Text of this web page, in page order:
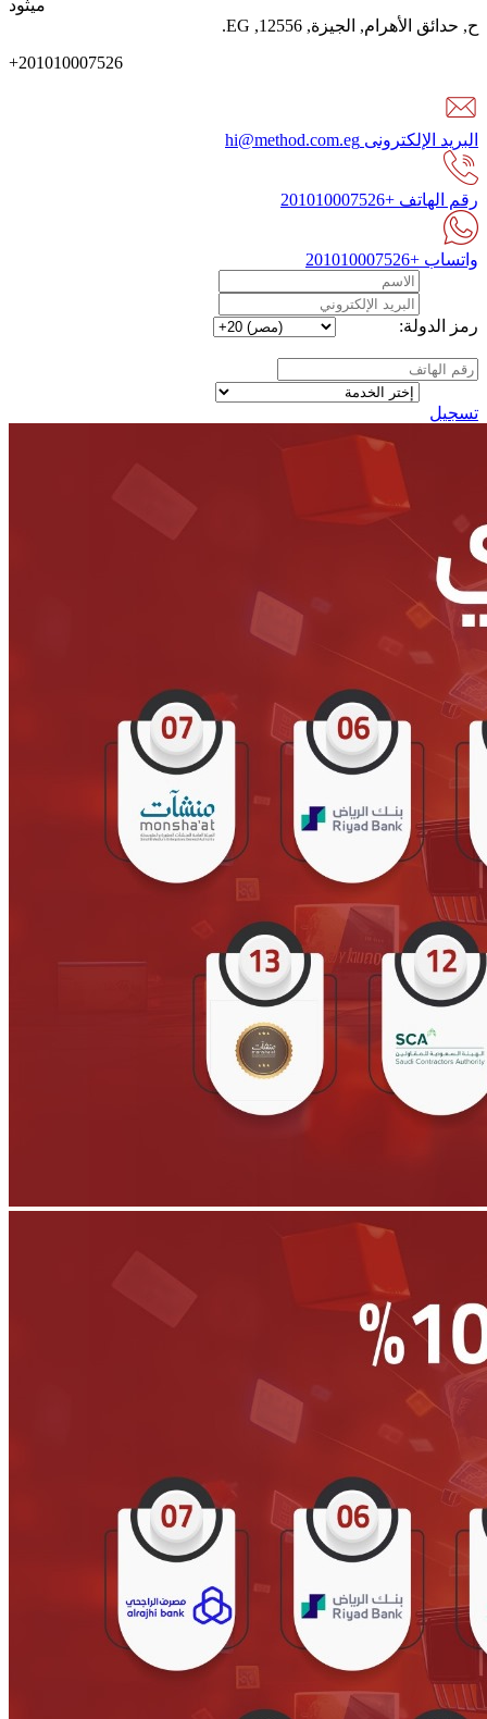
ميثود
ح, حدائق الأهرام, الجيزة,
12556
,
EG
.
+201010007526
البريد الإلكترونى hi@method.com.eg
رقم الهاتف +201010007526
واتساب +201010007526
رمز الدولة:
تسجيل